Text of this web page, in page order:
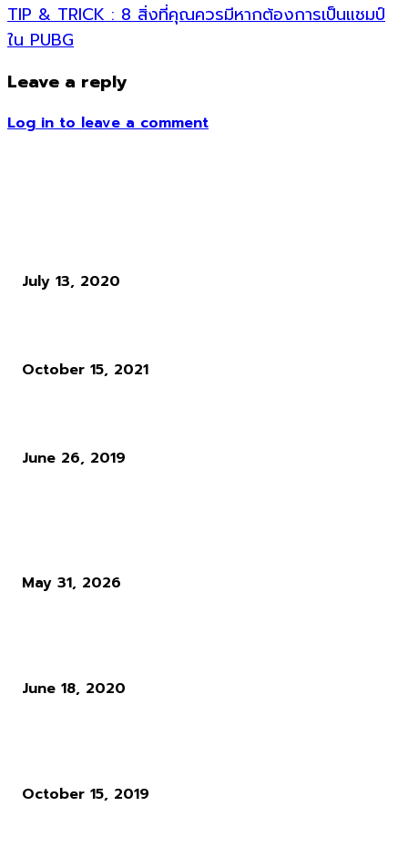
TIP & TRICK : 8 สิ่งที่คุณควรมีหากต้องการเป็นแชมป์
ใน PUBG
Leave a reply
Log in to leave a comment
July 13, 2020
October 15, 2021
June 26, 2019
May 31, 2026
June 18, 2020
October 15, 2019